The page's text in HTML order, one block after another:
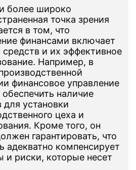
более широко
точка зрения
в том, что
финансами включает
средств и их эффективное
Например, в
финансовое управление
наличие
для установки
цеха и
Кроме того, он
гарантировать, что
адекватно компенсирует
и риски, которые несет